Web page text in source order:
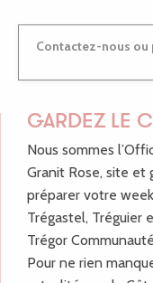
Contactez-nous ou passez nous voir dans nos Offices de
GARDEZ LE
Nous sommes
Granit Rose, site et
préparer votre
Trégastel, Tréguier
Trégor
Pour ne rien